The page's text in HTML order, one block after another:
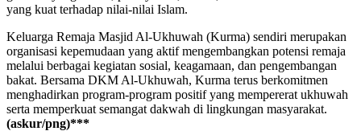
yang kuat terhadap nilai-nilai Islam.
Keluarga Remaja Masjid Al-Ukhuwah (Kurma) sendiri merupakan
organisasi kepemudaan yang aktif mengembangkan potensi remaja
melalui berbagai kegiatan sosial, keagamaan, dan pengembangan
bakat. Bersama DKM Al-Ukhuwah, Kurma terus berkomitmen
menghadirkan program-program positif yang mempererat ukhuwah
serta memperkuat semangat dakwah di lingkungan masyarakat.
(askur/png)***